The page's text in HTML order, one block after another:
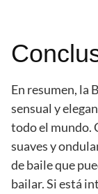
En resumen, la
sensual y
todo el mundo.
suaves y
de baile que
bailar. Si está